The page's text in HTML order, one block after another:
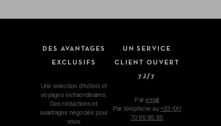
DES AVANTAGES
EXCLUSIFS
Une sélection d'hôtels et
voyages extraordinaires.
Des réductions et
avantages négociés pour
vous.
UN SERVICE
CLIENT OUVERT
7J/7
Paremail
Par téléphone au +33 (0)1
70 95 85 85